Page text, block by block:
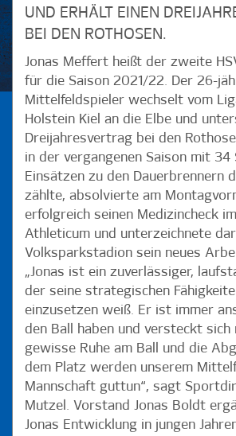
UND ERHÄLT EINEN
BEI DEN ROTHOSEN.
Jonas Meffert heißt der zweite
für die Saison 2021/22. Der 26-
Mittelfeldspieler wechselt vom
Holstein Kiel an die Elbe und
Dreijahresvertrag bei den
in der vergangenen Saison mit 34
Einsätzen zu den Dauerbrennern
zählte, absolvierte am
erfolgreich seinen Medizincheck
Athleticum und unterzeichnete
Volksparkstadion sein neues
„Jonas ist ein zuverlässiger,
der seine strategischen
einzusetzen weiß. Er ist immer
den Ball haben und versteckt sich
gewisse Ruhe am Ball und die
dem Platz werden unserem
Mannschaft guttun“, sagt
Mutzel. Vorstand Jonas Boldt
Jonas Entwicklung in jungen